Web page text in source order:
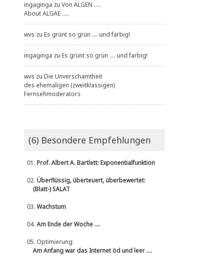
ingaginga zu Von ALGEN .....
About ALGAE .....
wvs zu Es grünt so grün .... und farbig!
ingaginga zu Es grünt so grün .... und farbig!
wvs zu Die Unverschämtheit
des ehemaligen (zweitklassigen)
Fernsehmoderators
(6) Besondere Empfehlungen
01. Prof. Albert A. Bartlett: Exponentialfunktion
02. Überflüssig, überteuert, überbewertet:
(Blatt-) SALAT
03. Wachstum
04. Am Ende der Woche ....
05. Optimierung:
Am Anfang war das Internet öd und leer ....